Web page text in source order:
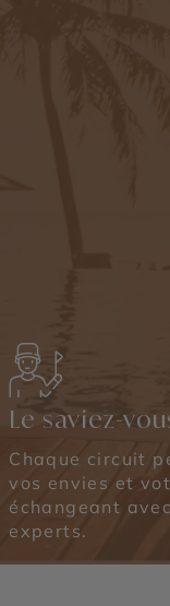
Le saviez-
Chaque circuit
vos envies et
échangeant
experts.